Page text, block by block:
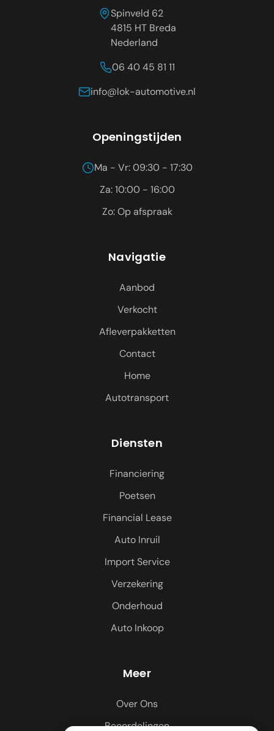
Spinveld 62
4815 HT Breda
Nederland
06 40 45 81 11
info@lok-automotive.nl
Openingstijden
Ma - Vr: 09:30 - 17:30
Za: 10:00 - 16:00
Zo: Op afspraak
Navigatie
Aanbod
Verkocht
Afleverpakketten
Contact
Home
Autotransport
Diensten
Financiering
Poetsen
Financial Lease
Auto Inruil
Import Service
Verzekering
Onderhoud
Auto Inkoop
Meer
Over Ons
Beoordelingen